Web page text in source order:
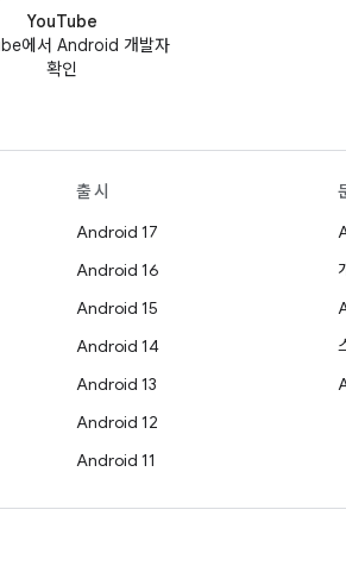
YouTube
에서 Android 개발자
확인
출시
Android 17
Android 16
Android 15
Android 14
Android 13
Android 12
Android 11